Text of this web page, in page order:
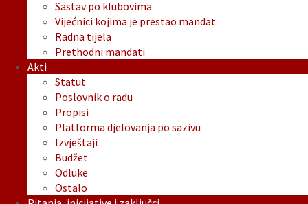
Sastav po klubovima
Vijećnici kojima je prestao mandat
Radna tijela
Prethodni mandati
Akti
Statut
Poslovnik o radu
Propisi
Platforma djelovanja po sazivu
Izvještaji
Budžet
Odluke
Ostalo